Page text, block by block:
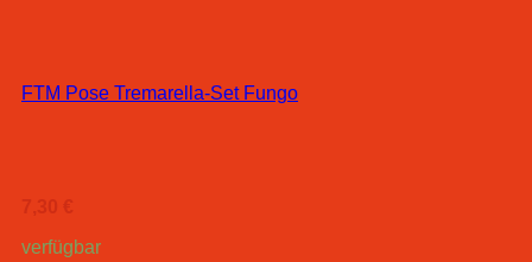
FTM Pose Tremarella-Set Fungo
7,30 €
verfügbar